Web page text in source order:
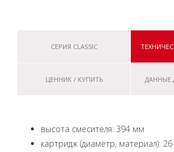
СЕРИЯ CLASSIC
ЦЕННИК / КУПИТЬ ДАННЫЕ
высота смесителя: 394 мм
картридж (диаметр, материал):